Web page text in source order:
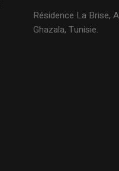
Résidence La Brise,
Ghazala, Tunisie.